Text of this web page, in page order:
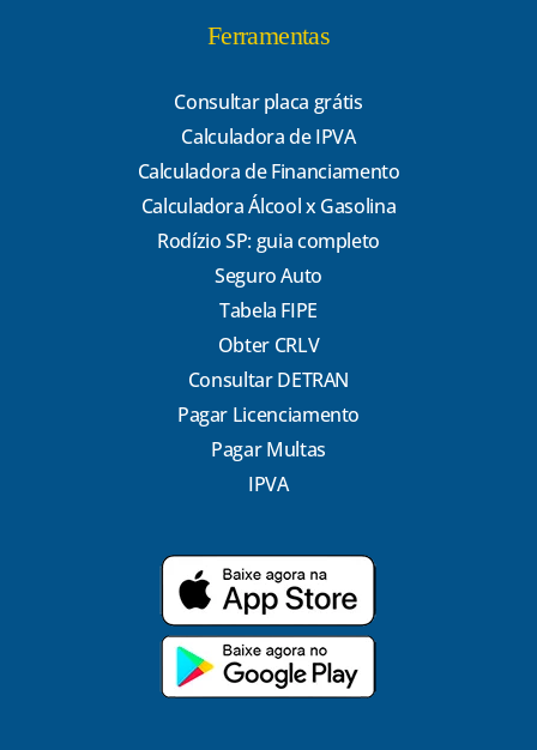
Ferramentas
Consultar placa grátis
Calculadora de IPVA
Calculadora de Financiamento
Calculadora Álcool x Gasolina
Rodízio SP: guia completo
Seguro Auto
Tabela FIPE
Obter CRLV
Consultar DETRAN
Pagar Licenciamento
Pagar Multas
IPVA